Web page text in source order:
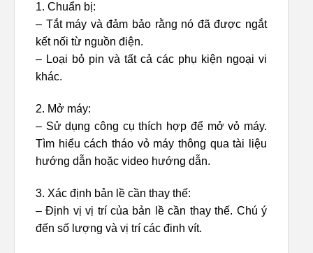
1. Chuẩn bị:
– Tắt máy và đảm bảo rằng nó đã được ngắt
kết nối từ nguồn điện.
– Loại bỏ pin và tất cả các phụ kiện ngoại vi
khác.
2. Mở máy:
– Sử dụng công cụ thích hợp để mở vỏ máy.
Tìm hiểu cách tháo vỏ máy thông qua tài liệu
hướng dẫn hoặc video hướng dẫn.
3. Xác định bản lề cần thay thế:
– Định vị vị trí của bản lề cần thay thế. Chú ý
đến số lượng và vị trí các đinh vít.